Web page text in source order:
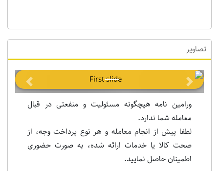
تصاویر
Next
ورامین نامه هیچگونه مسئولیت و منفعتی در قبال
معامله شما ندارد.
لطفا پیش از انجام معامله و هر نوع پرداخت وجه، از
صحت کالا یا خدمات ارائه شده، به صورت حضوری
اطمینان حاصل نمایید.